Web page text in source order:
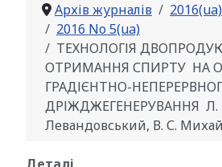
Архів журналів
2016(ua)
2016 No 5(ua)
ТЕХНОЛОГІЯ
ОТРИМАННЯ СПИРТУ НА
ГРАДІЄНТНО-
ДРІЖДЖЕГЕНЕРУВАННЯ Л.
Левандовський, В. С.